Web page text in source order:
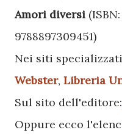
Amori diversi
9788897309451)
Nei siti specializzati
Webster, Libreria
Sul sito dell'editore:
Oppure ecco